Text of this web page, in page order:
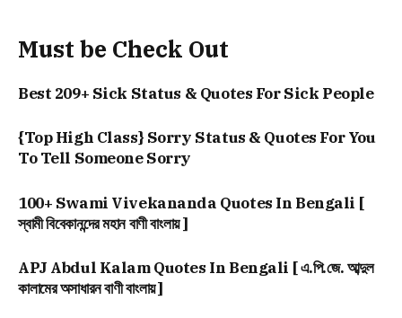
Must be Check Out
Best 209+ Sick Status & Quotes For Sick People
{Top High Class} Sorry Status & Quotes For You
To Tell Someone Sorry
100+ Swami Vivekananda Quotes In Bengali [
স্বামী বিবেকানন্দের মহান বাণী বাংলায় ]
APJ Abdul Kalam Quotes In Bengali [ এ.পি.জে. আব্দুল
কালামের অসাধারন বাণী বাংলায় ]